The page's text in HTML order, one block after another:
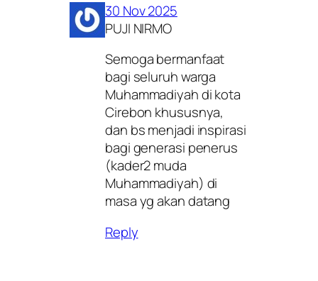
30 Nov 2025
PUJI NIRMO
Semoga bermanfaat
bagi seluruh warga
Muhammadiyah di kota
Cirebon khususnya,
dan bs menjadi inspirasi
bagi generasi penerus
(kader2 muda
Muhammadiyah) di
masa yg akan datang
Reply